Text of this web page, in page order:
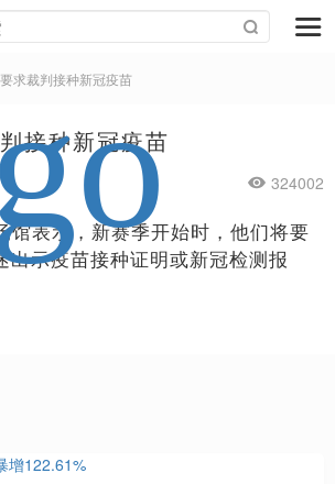
求裁判接种新冠疫苗
接种新冠疫苗
324002
馆表示，新赛季开始时，他们将要
出示疫苗接种证明或新冠检测报